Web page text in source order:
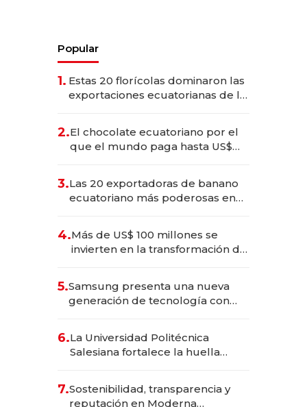
Popular
1. Estas 20 florícolas dominaron las
exportaciones ecuatorianas de la
2.El chocolate ecuatoriano por el
que el mundo paga hasta US$
3.Las 20 exportadoras de banano
ecuatoriano más poderosas en
4.Más de US$ 100 millones se
invierten en la transformación de
5.Samsung presenta una nueva
generación de tecnología con
6.La Universidad Politécnica
Salesiana fortalece la huella
7.Sostenibilidad, transparencia y
reputación en Moderna